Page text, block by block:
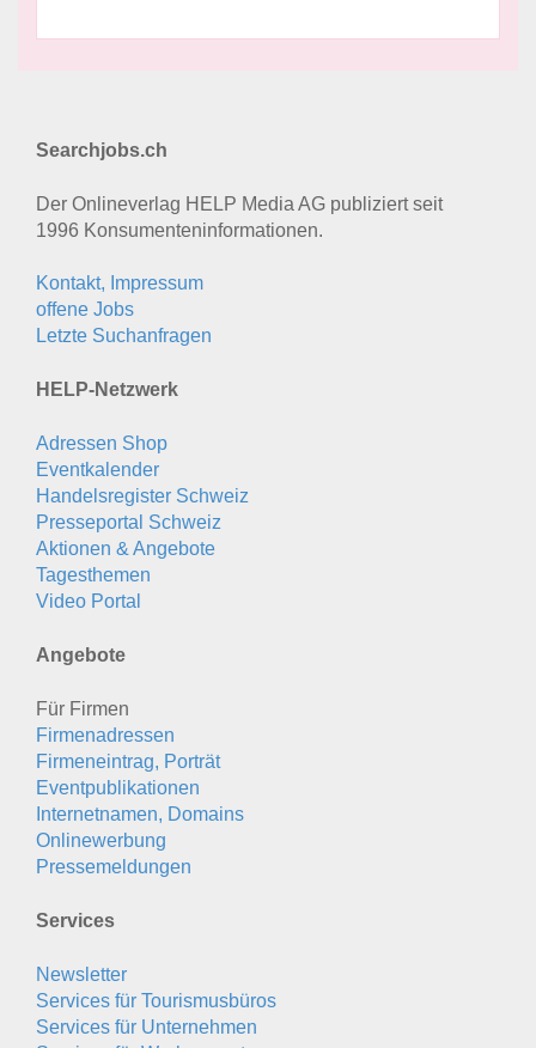
Searchjobs.ch
Der Onlineverlag HELP Media AG publiziert seit
1996 Konsumenten­informationen.
Kontakt, Impressum
offene Jobs
Letzte Suchanfragen
HELP-Netzwerk
Adressen Shop
Eventkalender
Handelsregister Schweiz
Presseportal Schweiz
Aktionen & Angebote
Tagesthemen
Video Portal
Angebote
Für Firmen
Firmenadressen
Firmeneintrag, Porträt
Eventpublikationen
Internetnamen, Domains
Onlinewerbung
Pressemeldungen
Services
Newsletter
Services für Tourismusbüros
Services für Unternehmen